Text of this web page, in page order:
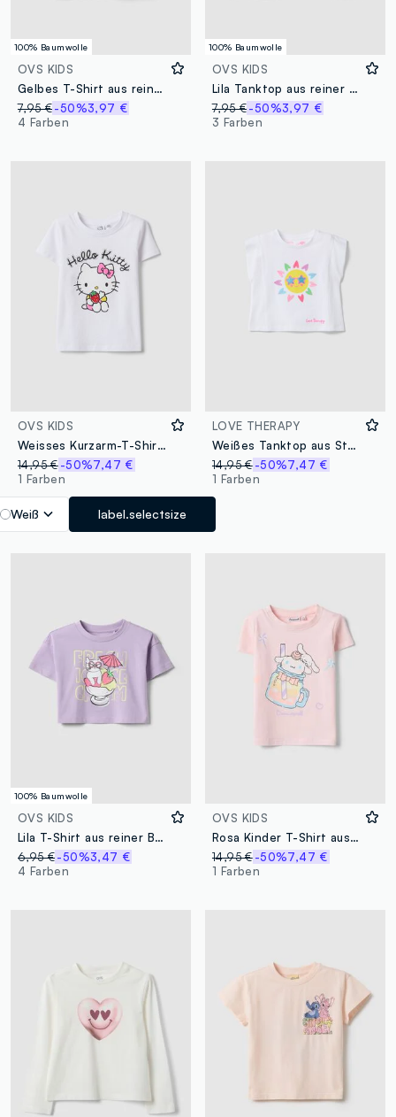
100% Baumwolle
OVS KIDS
Gelbes T-Shirt aus reiner Baumwolle mit lockerer Passform und Stern für Mädchen
7,95 €-50%3,97 €
4 Farben
100% Baumwolle
OVS KIDS
Lila Tanktop aus reiner Baumwolle mit Regenbogen-Print
7,95 €-50%3,97 €
3 Farben
OVS KIDS
Weisses Kurzarm-T-Shirt aus Stretch-Baumwolle
14,95 €-50%7,47 €
1 Farben
Weiß label.selectsize
LOVE THERAPY
Weißes Tanktop aus Stretch-Baumwolle mit Frontprint
14,95 € -50%7,47 €
1 Farben
100% Baumwolle
OVS KIDS
Lila T-Shirt aus reiner Baumwolle für Mädchen mit Erdbeer-Print
6,95 €-50%3,47 €
4 Farben
OVS KIDS
Rosa Kinder T-Shirt aus Stretch Baumwolle Regular Fit mit Print
14,95 € -50%7,47 €
1 Farben